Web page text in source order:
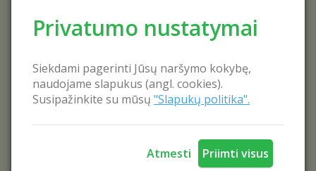
Privatumo nustatymai
Siekdami pagerinti Jūsų naršymo kokybę,
naudojame slapukus (angl. cookies).
Susipažinkite su mūsų "Slapukų politika".
Atmesti Priimti visus